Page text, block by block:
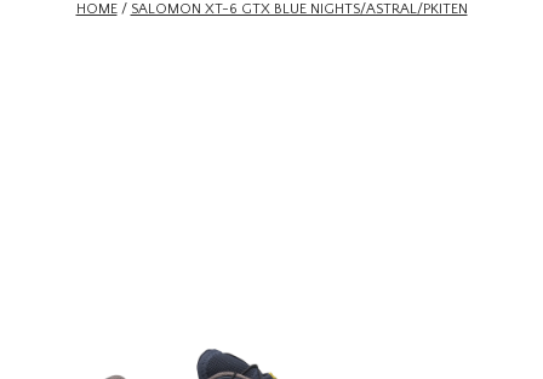
HOME/ SALOMON XT-6 GTX BLUE NIGHTS/ASTRAL/PKITEN